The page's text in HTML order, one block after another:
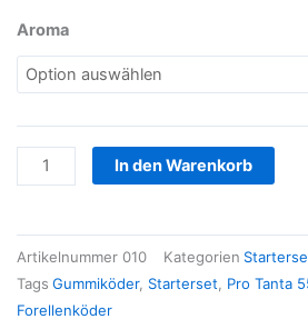
Aroma
Starterset
Pro
Tanta
In den Warenkorb
Artikelnummer 010 Kategorien
Tags Gummiköder, Starterset Pro Tanta
Forellenköder